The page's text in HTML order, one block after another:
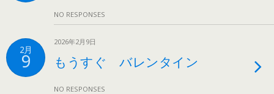
NO RESPONSES
2月
9
2026年2月9日
もうすぐ バレンタイン
NO RESPONSES